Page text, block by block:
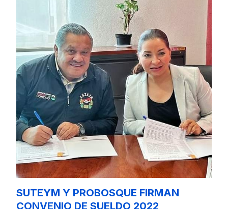
SUTEYM Y PROBOSQUE FIRMAN
CONVENIO DE SUELDO 2022